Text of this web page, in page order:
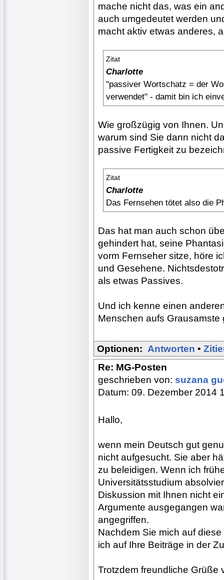
mache nicht das, was ein
auch umgedeutet werden
macht aktiv etwas anderes,
Zitat
Charlotte
"passiver Wortschatz = der
verwendet" - damit bin ich
Wie großzügig von Ihnen.
warum sind Sie dann nicht
passive Fertigkeit zu
Zitat
Charlotte
Das Fernsehen tötet also die
Das hat man auch schon
gehindert hat, seine
vorm Fernseher sitze, höre
und Gesehene.
als etwas Passives.
Und ich kenne einen
Menschen aufs Grausamste
Optionen: Antworten •
Re: MG-Posten
geschrieben von: suzana
Datum: 09. Dezember 2014
Hallo,
wenn mein Deutsch gut
nicht aufgesucht. Sie aber
zu beleidigen. Wenn ich
Universitätsstudium
Diskussion mit Ihnen nicht
Argumente ausgegangen
angegriffen.
Nachdem Sie mich auf
ich auf Ihre Beiträge in der
Trotzdem freundliche Grüße